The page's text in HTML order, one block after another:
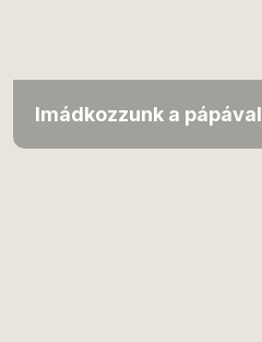
Imádkozzunk a pápával